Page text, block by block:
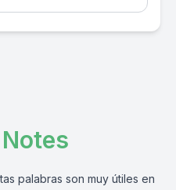
palabras son muy útiles en